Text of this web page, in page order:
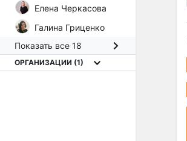
Елена Черкасова
Галина Гриценко
Показать все 18
ОРГАНИЗАЦИИ (1)